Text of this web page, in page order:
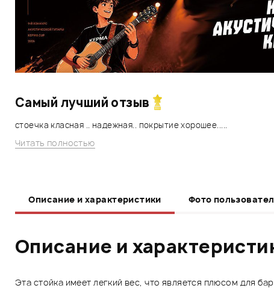
Самый лучший отзыв
стоечка класная .. надежная.. покрытие хорошее.....
Читать полностью
Описание и характеристики Фото
Описание и
Эта стойка имеет легкий вес, что является плюсом для